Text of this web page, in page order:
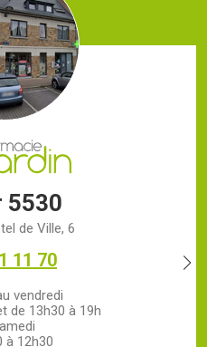
5530
de Ville, 6
11 70
vendredi
de 13h30 à 19h
à 12h30